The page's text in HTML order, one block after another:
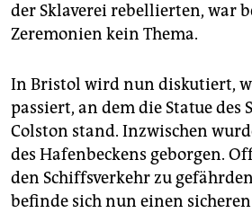
der Sklaverei rebellierten, war
Zeremonien kein Thema.
In Bristol wird nun diskutiert,
passiert, an dem die Statue des
Colston stand. Inzwischen
des Hafenbeckens geborgen.
den Schiffsverkehr zu
befinde sich nun einen